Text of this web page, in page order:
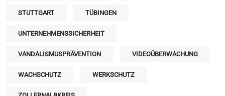
STUTTGART TÜBINGEN
UNTERNEHMENSSICHERHEIT
VANDALISMUSPRÄVENTION VIDEOÜBERWACHUNG
WACHSCHUTZ WERKSCHUTZ